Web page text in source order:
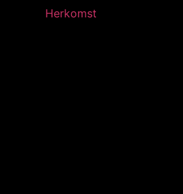
Herkomst